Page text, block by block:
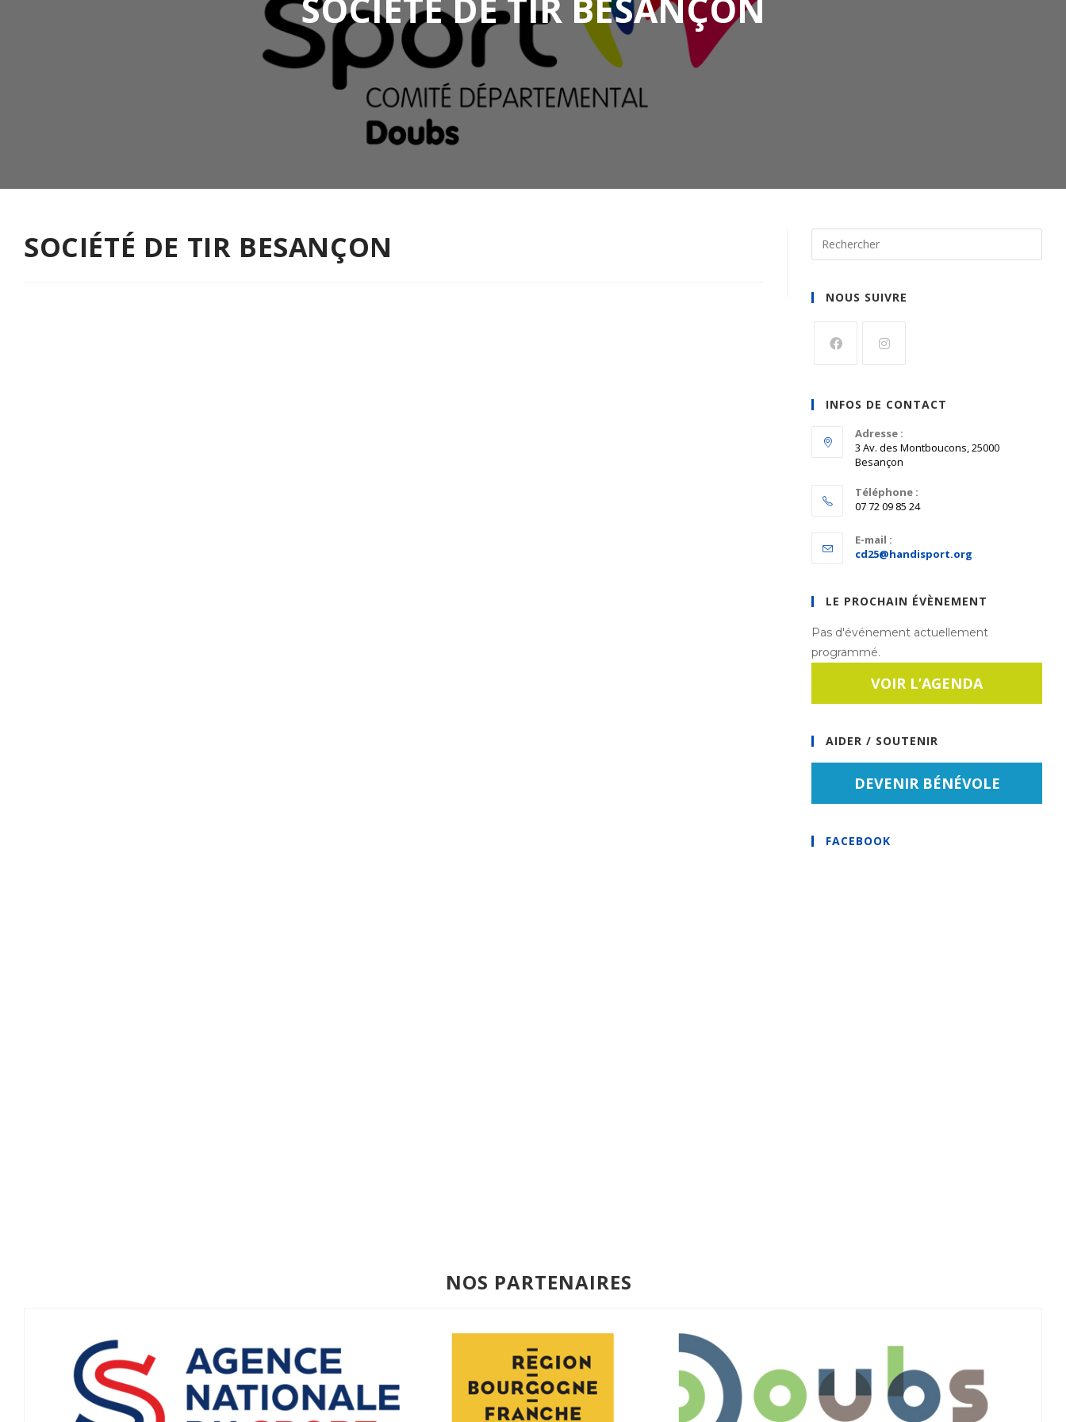
SOCIÉTÉ DE TIR BESANÇON
SOCIÉTÉ DE TIR BESANÇON
NOUS SUIVRE
un
un
nouvel
onglet
INFOS DE CONTACT
Adresse :
3 Av. des Montboucons, 25000
Besançon
Téléphone :
07 72 09 85 24
E-mail :
cd25@handisport.org
application
LE PROCHAIN ÉVÈNEMENT
Pas d'événement actuellement
programmé.
VOIR L’AGENDA
AIDER / SOUTENIR
DEVENIR BÉNÉVOLE
FACEBOOK
NOS PARTENAIRES